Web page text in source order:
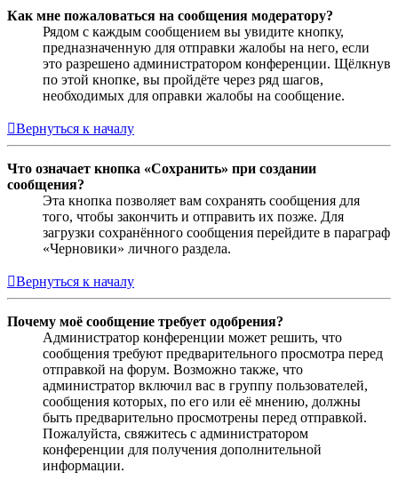
Как мне пожаловаться на сообщения модератору?
Рядом с каждым сообщением вы увидите кнопку,
предназначенную для отправки жалобы на него, если
это разрешено администратором конференции. Щёлкнув
по этой кнопке, вы пройдёте через ряд шагов,
необходимых для оправки жалобы на сообщение.
Вернуться к началу
Что означает кнопка «Сохранить» при создании
сообщения?
Эта кнопка позволяет вам сохранять сообщения для
того, чтобы закончить и отправить их позже. Для
загрузки сохранённого сообщения перейдите в параграф
«Черновики» личного раздела.
Вернуться к началу
Почему моё сообщение требует одобрения?
Администратор конференции может решить, что
сообщения требуют предварительного просмотра перед
отправкой на форум. Возможно также, что
администратор включил вас в группу пользователей,
сообщения которых, по его или её мнению, должны
быть предварительно просмотрены перед отправкой.
Пожалуйста, свяжитесь с администратором
конференции для получения дополнительной
информации.